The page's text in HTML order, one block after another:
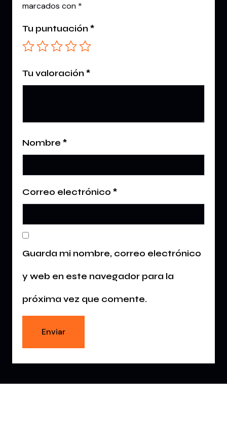
marcados con *
Tu puntuación *
Tu valoración *
Nombre *
Correo electrónico *
Guarda mi nombre, correo electrónico
y web en este navegador para la
próxima vez que comente.